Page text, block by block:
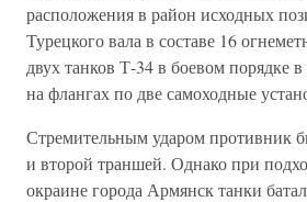
расположения в район исходных
Турецкого вала в составе 16
двух танков Т-34 в боевом порядке
на флангах по две самоходные
Стремительным ударом противник
и второй траншей. Однако при
окраине города Армянск танки